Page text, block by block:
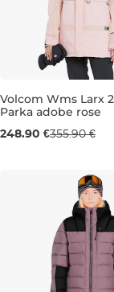
Výpredaj -30 %
Volcom Wms Larx
Parka adobe rose
248.90 €355.90 €